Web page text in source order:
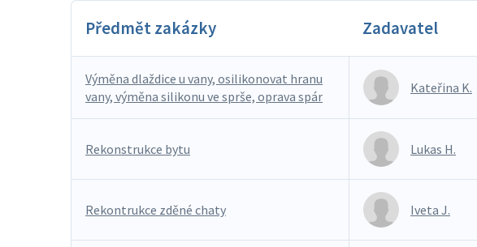
Předmět zakázky Zadavatel
Výměna dlaždice u vany, osilikonovat hranu
vany, výměna silikonu ve sprše, oprava spár
Kateřina K.
Rekonstrukce bytu Lukas H.
Rekontrukce zděné chaty Iveta J.